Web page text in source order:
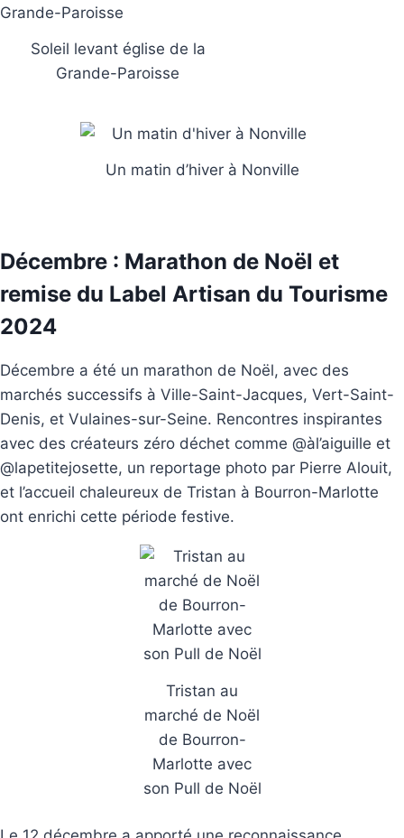
Soleil levant église de la
Grande-Paroisse
Un matin d’hiver à Nonville
Décembre : Marathon de Noël et
remise du Label Artisan du Tourisme
2024
Décembre a été un marathon de Noël, avec des
marchés successifs à Ville-Saint-Jacques, Vert-Saint-
Denis, et Vulaines-sur-Seine. Rencontres inspirantes
avec des créateurs zéro déchet comme @àl’aiguille et
@lapetitejosette, un reportage photo par Pierre Alouit,
et l’accueil chaleureux de Tristan à Bourron-Marlotte
ont enrichi cette période festive.
Tristan au
marché de Noël
de Bourron-
Marlotte avec
son Pull de Noël